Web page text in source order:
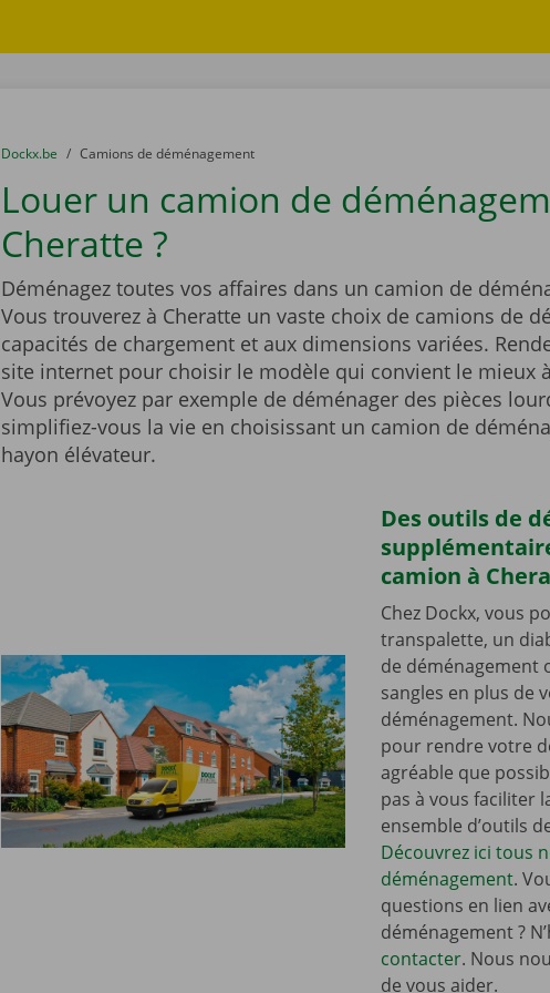
You are here:
du
Dockx.be to
Camions de déménagement
Louer un camion de
Cheratte ?
Déménagez toutes vos affaires dans un camion de
Vous trouverez à Cheratte un vaste choix de camions de
capacités de chargement et aux dimensions variées.
site internet pour choisir le modèle qui convient le mieux
Vous prévoyez par exemple de déménager des pièces
simplifiez-vous la vie en choisissant un camion de
hayon élévateur.
Des outils de
camion à
Chez Dockx, vous
transpalette, un
de déménagement
sangles en plus de
déménagement.
pour rendre votre
agréable que
pas à vous faciliter
ensemble d’outils
Découvrez ici tous
déménagement.
questions en lien
déménagement ?
contacter. Nous
de vous aider.